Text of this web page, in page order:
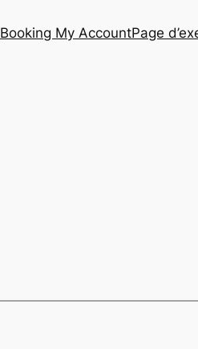
Booking My AccountPage